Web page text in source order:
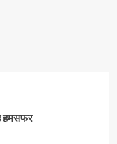
हमसफर